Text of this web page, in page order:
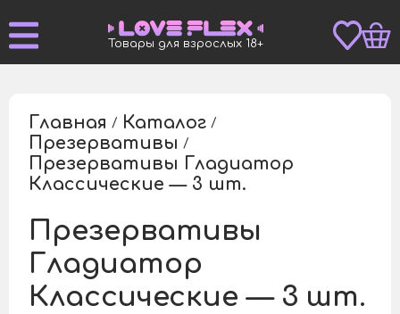
Товары для взрослых 18+
Главная / Каталог /
Презервативы /
Презервативы Гладиатор
Классические — 3 шт.
Презервативы
Гладиатор
Классические — 3 шт.